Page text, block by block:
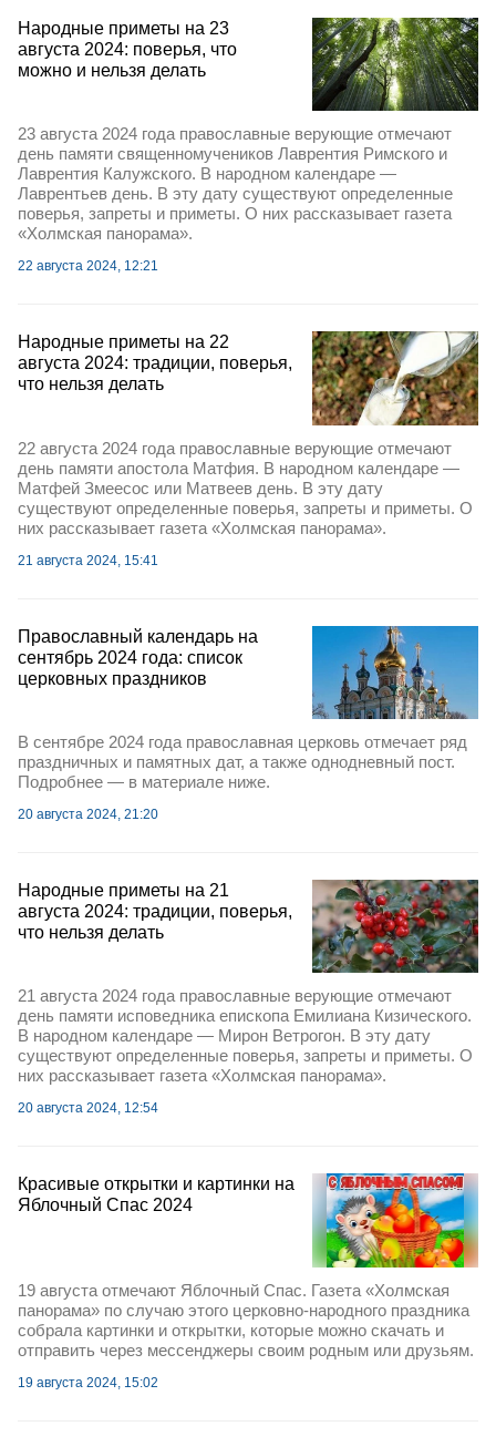
Народные приметы на 23
августа 2024: поверья, что
можно и нельзя делать
23 августа 2024 года православные верующие отмечают
день памяти священномучеников Лаврентия Римского и
Лаврентия Калужского. В народном календаре —
Лаврентьев день. В эту дату существуют определенные
поверья, запреты и приметы. О них рассказывает газета
«Холмская панорама».
22 августа 2024, 12:21
Народные приметы на 22
августа 2024: традиции, поверья,
что нельзя делать
22 августа 2024 года православные верующие отмечают
день памяти апостола Матфия. В народном календаре —
Матфей Змеесос или Матвеев день. В эту дату
существуют определенные поверья, запреты и приметы. О
них рассказывает газета «Холмская панорама».
21 августа 2024, 15:41
Православный календарь на
сентябрь 2024 года: список
церковных праздников
В сентябре 2024 года православная церковь отмечает ряд
праздничных и памятных дат, а также однодневный пост.
Подробнее — в материале ниже.
20 августа 2024, 21:20
Народные приметы на 21
августа 2024: традиции, поверья,
что нельзя делать
21 августа 2024 года православные верующие отмечают
день памяти исповедника епископа Емилиана Кизического.
В народном календаре — Мирон Ветрогон. В эту дату
существуют определенные поверья, запреты и приметы. О
них рассказывает газета «Холмская панорама».
20 августа 2024, 12:54
Красивые открытки и картинки на
Яблочный Спас 2024
19 августа отмечают Яблочный Спас. Газета «Холмская
панорама» по случаю этого церковно-народного праздника
собрала картинки и открытки, которые можно скачать и
отправить через мессенджеры своим родным или друзьям.
19 августа 2024, 15:02